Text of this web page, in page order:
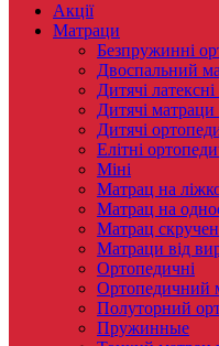
Акції
Матраци
Безпружинні
Двоспальний
Дитячі
Дитячі
Дитячі
Елітні
Міні
Матрац на
Матрац на
Матрац
Матраци від
Ортопедичні
Ортопедичний
Полуторний
Пружинные